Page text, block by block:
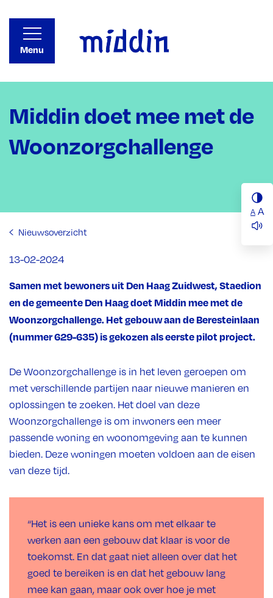
A A
Menu
Middin doet mee met de
Woonzorgchallenge
Nieuwsoverzicht
13-02-2024
Samen met bewoners uit Den Haag Zuidwest, Staedion
en de gemeente Den Haag doet Middin mee met de
Woonzorgchallenge. Het gebouw aan de Beresteinlaan
(nummer 629-635) is gekozen als eerste pilot project.
De Woonzorgchallenge is in het leven geroepen om
met verschillende partijen naar nieuwe manieren en
oplossingen te zoeken. Het doel van deze
Woonzorgchallenge is om inwoners een meer
passende woning en woonomgeving aan te kunnen
bieden. Deze woningen moeten voldoen aan de eisen
van deze tijd.
“Het is een unieke kans om met elkaar te
werken aan een gebouw dat klaar is voor de
toekomst. En dat gaat niet alleen over dat het
goed te bereiken is en dat het gebouw lang
mee kan gaan, maar ook over hoe je met